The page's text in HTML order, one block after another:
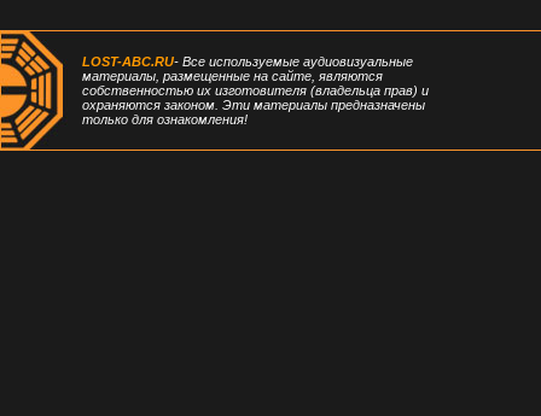
LOST-ABC.RU- Все используемые аудиовизуальные
материалы, размещенные на сайте, являются
собственностью их изготовителя (владельца прав) и
охраняются законом. Эти материалы предназначены
только для ознакомления!